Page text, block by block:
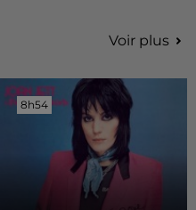
Voir plus
8h54
8h54